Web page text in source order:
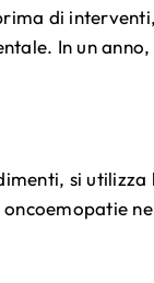
di
In un
si